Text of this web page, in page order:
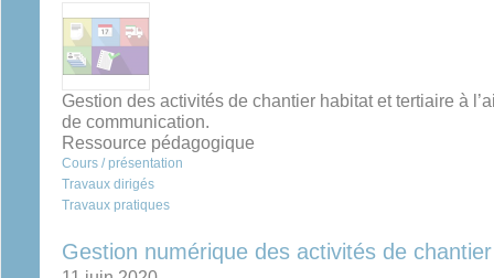
Gestion des activités de chantier habitat et tertiaire à
de communication.
Ressource pédagogique
Cours / présentation
Travaux dirigés
Travaux pratiques
Gestion numérique des activités de chantier